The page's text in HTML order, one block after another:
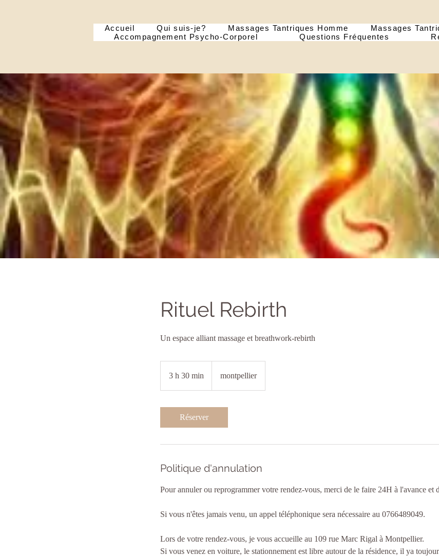
Accueil Qui suis-je? Massages Tantriques Homme Massages
Accompagnement Psycho-Corporel
Questions Fréquentes
Rituel Rebirth
Un espace alliant massage et breathwork-rebirth
3 h 30 min montpellier
Réserver
Politique d'annulation
Pour annuler ou reprogrammer votre rendez-vous, merci de le faire 24H à l'avance et
Si vous n'êtes jamais venu, un appel téléphonique sera nécessaire au 0766489049.
Lors de votre rendez-vous, je vous accueille au 109 rue Marc Rigal à Montpellier.
Si vous venez en voiture, le stationnement est libre autour de la résidence, il ya